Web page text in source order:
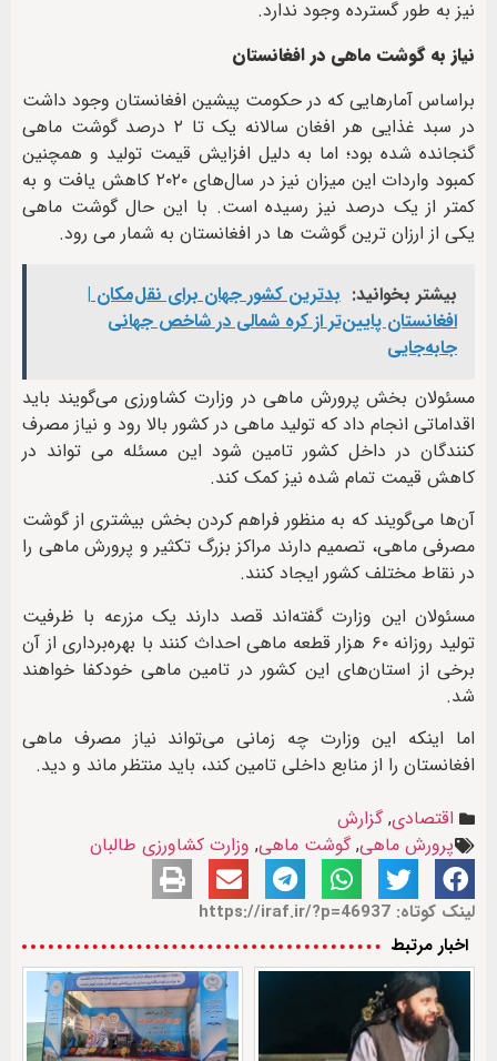
نیز به طور گسترده وجود ندارد.
نیاز به گوشت ماهی در افغانستان
براساس آمارهایی که در حکومت پیشین افغانستان وجود داشت
در سبد غذایی هر افغان سالانه یک تا ۲ درصد گوشت ماهی
گنجانده شده بود؛ اما به دلیل افزایش قیمت تولید و همچنین
کمبود واردات این میزان نیز در سال‌های ۲۰۲۰ کاهش یافت و به
کمتر از یک درصد نیز رسیده است. با این حال گوشت ماهی
یکی از ارزان ترین گوشت ها در افغانستان به شمار می رود.
بیشتر بخوانید: بدترین کشور جهان برای نقل‌مکان |
افغانستان پایین‌تر از کره شمالی در شاخص جهانی
جابه‌جایی
مسئولان بخش پرورش ماهی در وزارت کشاورزی می‌‎گویند باید
اقداماتی انجام داد که تولید ماهی در کشور بالا رود و نیاز مصرف
کنندگان در داخل کشور تامین شود این مسئله می تواند در
کاهش قیمت تمام شده نیز کمک کند.
آن‌ها می‌گویند که به منظور فراهم کردن بخش بیشتری از گوشت
مصرفی ماهی، تصمیم دارند مراکز بزرگ تکثیر و پرورش ماهی را
در نقاط مختلف کشور ایجاد کنند.
مسئولان این وزارت گفته‌اند قصد دارند یک مزرعه با ظرفیت
تولید روزانه ۶۰ هزار قطعه ماهی احداث کنند با بهره‌برداری از آن
برخی از استان‌های این کشور در تامین ماهی خودکفا خواهند
شد.
اما اینکه این وزارت چه زمانی می‌تواند نیاز مصرف ماهی
افغانستان را از منابع داخلی تامین کند، باید منتظر ماند و دید.
اقتصادی,گزارش
پرورش ماهی,گوشت ماهی, وزارت کشاورزی طالبان
لینک کوتاه: https://iraf.ir/?p=46937
اخبار مرتبط